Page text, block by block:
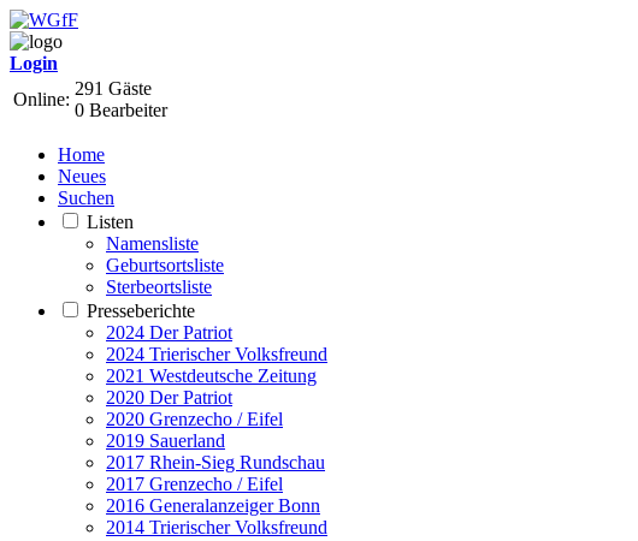
Login
Online:
291 Gäste
0 Bearbeiter
Home
Neues
Suchen
Listen
Namensliste
Geburtsortsliste
Sterbeortsliste
Presseberichte
2024 Der Patriot
2024 Trierischer Volksfreund
2021 Westdeutsche Zeitung
2020 Der Patriot
2020 Grenzecho / Eifel
2019 Sauerland
2017 Rhein-Sieg Rundschau
2017 Grenzecho / Eifel
2016 Generalanzeiger Bonn
2014 Trierischer Volksfreund